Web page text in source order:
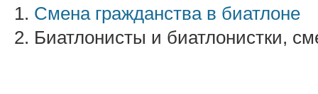
1. Смена гражданства в биатлоне
2. Биатлонисты и биатлонистки,